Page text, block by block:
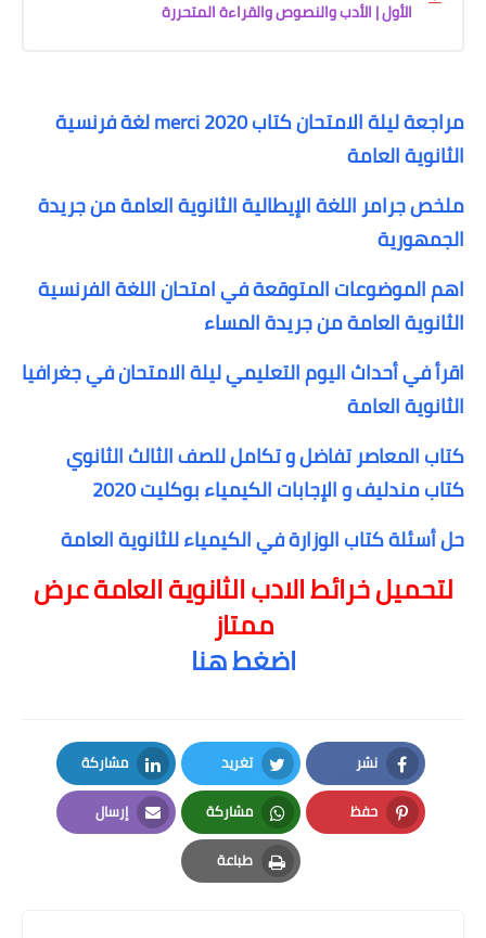
الأول | الأدب والنصوص والقراءة المتحررة
مراجعة ليلة الامتحان كتاب merci 2020 لغة فرنسية
الثانوية العامة
ملخص جرامر اللغة الإيطالية الثانوية العامة من جريدة
الجمهورية
اهم الموضوعات المتوقعة في امتحان اللغة الفرنسية
الثانوية العامة من جريدة المساء
اقرأ في أحداث اليوم التعليمي ليلة الامتحان في جغرافيا
الثانوية العامة
كتاب المعاصر تفاضل و تكامل للصف الثالث الثانوي
كتاب مندليف و الإجابات الكيمياء بوكليت 2020
حل أسئلة كتاب الوزارة في الكيمياء للثانوية العامة
لتحميل خرائط الادب الثانوية العامة عرض
ممتاز
اضغط هنا
نشر
Facebook
تغريد
Twitter
مشاركة
LinkedIn
حفظ
Pinterest
مشاركة
Whatsapp
إرسال
Email
طباعة
Print